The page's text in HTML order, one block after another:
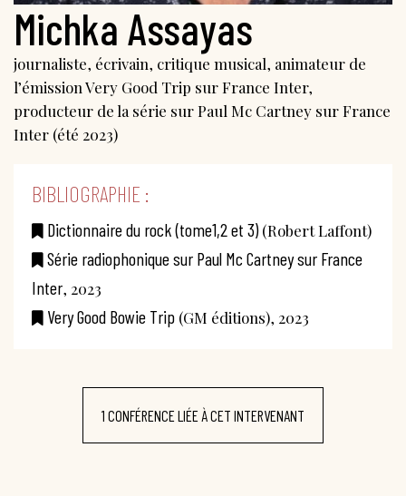
Michka Assayas
journaliste, écrivain, critique musical, animateur de
l’émission Very Good Trip sur France Inter,
producteur de la série sur Paul Mc Cartney sur France
Inter (été 2023)
BIBLIOGRAPHIE :
Dictionnaire du rock (tome1,2 et 3)(Robert Laffont)
Série radiophonique sur Paul Mc Cartney sur France
Inter, 2023
Very Good Bowie Trip (GM éditions), 2023
1 CONFÉRENCE LIÉE À CET INTERVENANT